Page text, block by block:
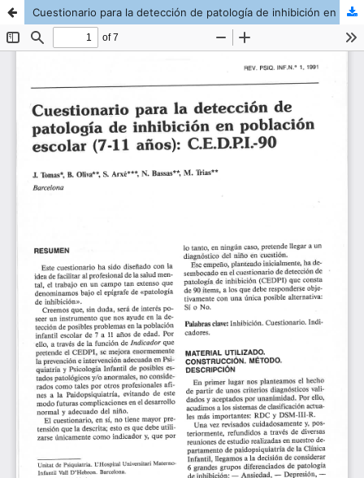
Cuestionario para la detección de patología de inhibición en población escolar (7-11 años)